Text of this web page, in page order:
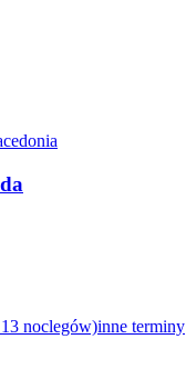
noclegów)inne terminy